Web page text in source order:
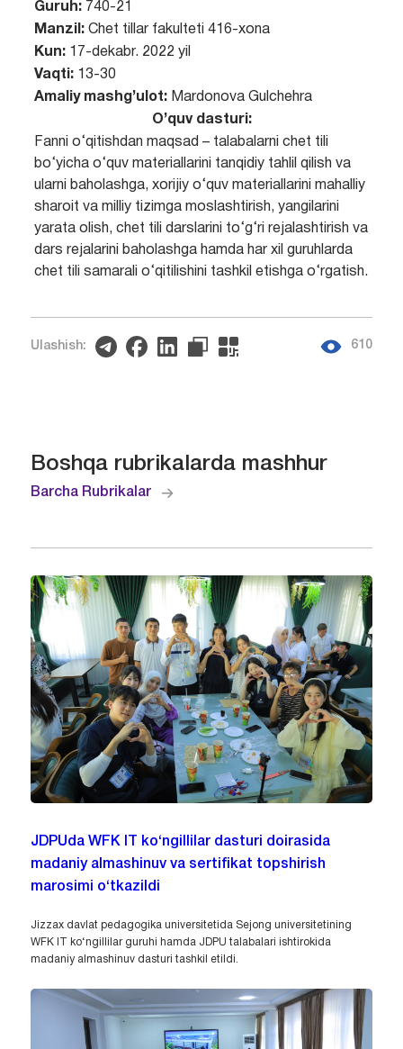
Guruh:740-21
Manzil:Chet tillar fakulteti 416-xona
Kun: 17-dekabr. 2022 yil
Vaqti:13-30
Amaliy mashg’ulot:Mardonova Gulchehra
O’quv dasturi:
Fanni o‘qitishdan maqsad – talabalarni chet tili
bo‘yicha o‘quv materiallarini tanqidiy tahlil qilish va
ularni baholashga, xorijiy o‘quv materiallarini mahalliy
sharoit va milliy tizimga moslashtirish, yangilarini
yarata olish, chet tili darslarini to‘g‘ri rejalashtirish va
dars rejalarini baholashga hamda har xil guruhlarda
chet tili samarali o‘qitilishini tashkil etishga o‘rgatish.
Ulashish: 610
Boshqa rubrikalarda mashhur
Barcha Rubrikalar
JDPUda WFK IT ko‘ngillilar dasturi doirasida
madaniy almashinuv va sertifikat topshirish
marosimi o‘tkazildi
Jizzax davlat pedagogika universitetida Sejong universitetining
WFK IT ko‘ngillilar guruhi hamda JDPU talabalari ishtirokida
madaniy almashinuv dasturi tashkil etildi.